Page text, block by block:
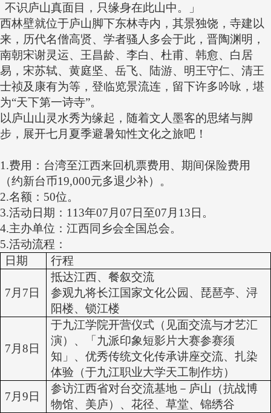
不识庐山真面目，只缘身在此山中。」
西林壁就位于庐山脚下东林寺内，其景独饶，寺建以
来，历代名僧高贤、学者骚人多会于此，晋陶渊明，
南朝宋谢灵运、王昌龄、李白、杜甫、韩愈、白居
易，宋苏轼、黄庭坚、岳飞、陆游、明王守仁、清王
士祯及康有为等，登临览景流连，留下许多吟咏，堪
为“天下第一诗寺”。
以庐山山灵水秀为缘起，随着文人墨客的思绪与脚
步，展开七月夏季避暑知性文化之旅吧！
1.费用：台湾至江西来回机票费用、期间保险费用
（约新台币19,000元多退少补）。
2.名额：50位。
3.活动日期：113年07月07日至07月13日。
4.主办单位：江西同乡会全国总会。
5.活动流程：
日期
行程
7月7日
抵达江西、餐叙交流
参观九将长江国家文化公园、琵琶亭、浔
阳楼、锁江楼
7月8日
于九江学院开营仪式（见面交流与才艺汇
演）、「九派印象短影片大赛参赛须
知」、优秀传统文化传承讲座交流、扎染
体验（于九江职业大学天工制作坊）
7月9日
参访江西省对台交流基地－庐山（抗战博
物馆、美庐）、花径、草堂、锦绣谷